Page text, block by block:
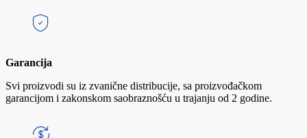
Garancija
Svi proizvodi su iz zvanične distribucije, sa proizvođačkom
garancijom i zakonskom saobraznošću u trajanju od 2 godine.